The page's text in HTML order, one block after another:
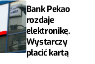
Bank Pekao
rozdaje
elektronikę.
Wystarczy
płacić kartą